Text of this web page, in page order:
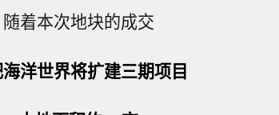
随着本次地块的成交
洋世界将扩建三期项目